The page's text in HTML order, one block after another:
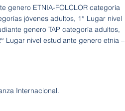
genero ETNIA-FOLCLOR categoría
jóvenes adultos, 1° Lugar nivel
genero TAP categoría adultos,
Lugar nivel estudiante genero etnia –
Internacional.